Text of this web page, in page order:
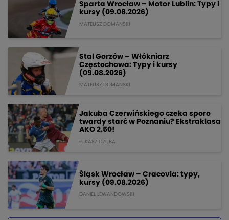
Sparta Wrocław – Motor Lublin: Typy i
kursy (09.08.2026)
MATEUSZ DOMANSKI
Stal Gorzów – Włókniarz
Częstochowa: Typy i kursy
(09.08.2026)
MATEUSZ DOMANSKI
Jakuba Czerwińskiego czeka sporo
twardy starć w Poznaniu? Ekstraklasa
AKO 2.50!
ŁUKASZ CZUBA
Śląsk Wrocław – Cracovia: typy,
kursy (09.08.2026)
DANIEL LEWANDOWSKI